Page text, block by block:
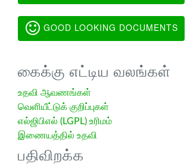
GOOD LOOKING DOCUMENTS
கைக்கு எட்டிய வலங்கள்
உதவி ஆவணங்கள்
வெளியீட்டுக் குறிப்புகள்
எல்ஜிபிஎல் (LGPL) உரிமம்
இணையத்தில் உதவி
பதிவிறக்க